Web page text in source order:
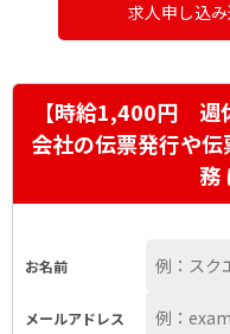
求人申し込
【時給1,400円
会社の伝票発行や
務
お名前
メールアドレス